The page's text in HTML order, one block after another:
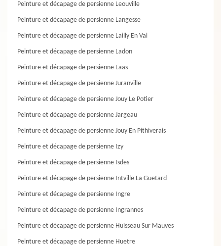
Peinture et décapage de persienne Leouville
Peinture et décapage de persienne Langesse
Peinture et décapage de persienne Lailly En Val
Peinture et décapage de persienne Ladon
Peinture et décapage de persienne Laas
Peinture et décapage de persienne Juranville
Peinture et décapage de persienne Jouy Le Potier
Peinture et décapage de persienne Jargeau
Peinture et décapage de persienne Jouy En Pithiverais
Peinture et décapage de persienne Izy
Peinture et décapage de persienne Isdes
Peinture et décapage de persienne Intville La Guetard
Peinture et décapage de persienne Ingre
Peinture et décapage de persienne Ingrannes
Peinture et décapage de persienne Huisseau Sur Mauves
Peinture et décapage de persienne Huetre